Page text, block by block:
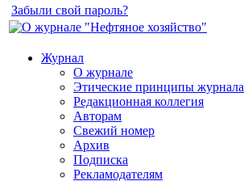
Забыли свой пароль?
Журнал
О журнале
Этические принципы журнала
Редакционная коллегия
Авторам
Свежий номер
Архив
Подписка
Рекламодателям